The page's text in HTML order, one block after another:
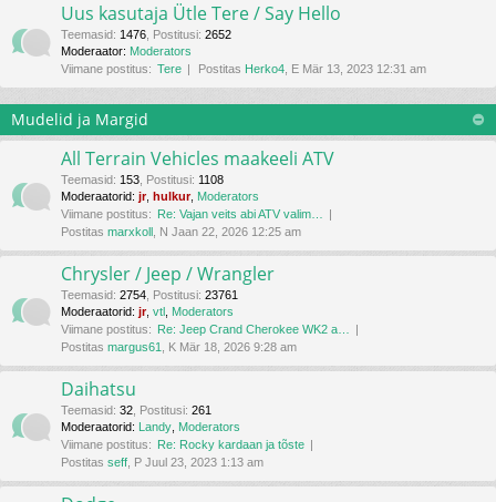
Uus kasutaja Ütle Tere / Say Hello
Teemasid: 1476 Postitusi: 2652
Moderaator: Moderators
Viimane postitus: Tere Postitas Herko4 , E Mär 13, 2023 12:31 am
Mudelid ja Margid
All Terrain Vehicles maakeeli ATV
Teemasid: 153 Postitusi: 1108
Moderaatorid: jr, hulkur, Moderators
Viimane postitus: Re: Vajan veits abi ATV valim…
Postitas marxkoll , N Jaan 22, 2026 12:25 am
Chrysler / Jeep / Wrangler
Teemasid: 2754 Postitusi: 23761
Moderaatorid: jr, vtl Moderators
Viimane postitus: Re: Jeep Crand Cherokee WK2 a…
Postitas margus61 , K Mär 18, 2026 9:28 am
Daihatsu
Teemasid: 32 Postitusi: 261
Moderaatorid: Landy Moderators
Viimane postitus: Re: Rocky kardaan ja tõste
Postitas seff , P Juul 23, 2023 1:13 am